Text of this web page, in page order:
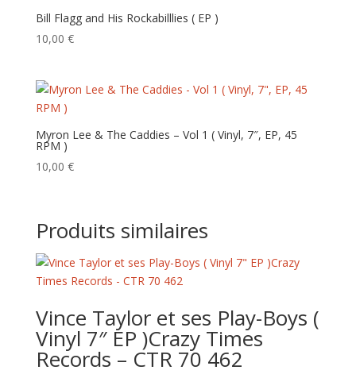
Bill Flagg and His Rockabilllies ( EP )
10,00 €
Myron Lee & The Caddies – Vol 1 ( Vinyl, 7″, EP, 45
RPM )
10,00 €
Produits similaires
Vince Taylor et ses Play-Boys (
Vinyl 7″ EP )Crazy Times
Records – CTR 70 462